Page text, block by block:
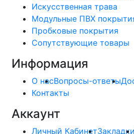
Искусственная трава
Модульные ПВХ
Пробковые покрытия
Сопутствующие товары
Информация
О насВопросы-ответы
Контакты
Аккаунт
Личный КабинетЗакладки